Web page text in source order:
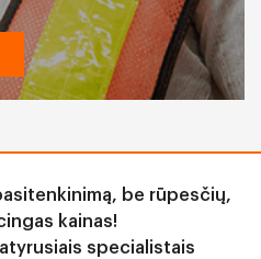
be rūpesčių,
kainas!
specialistais